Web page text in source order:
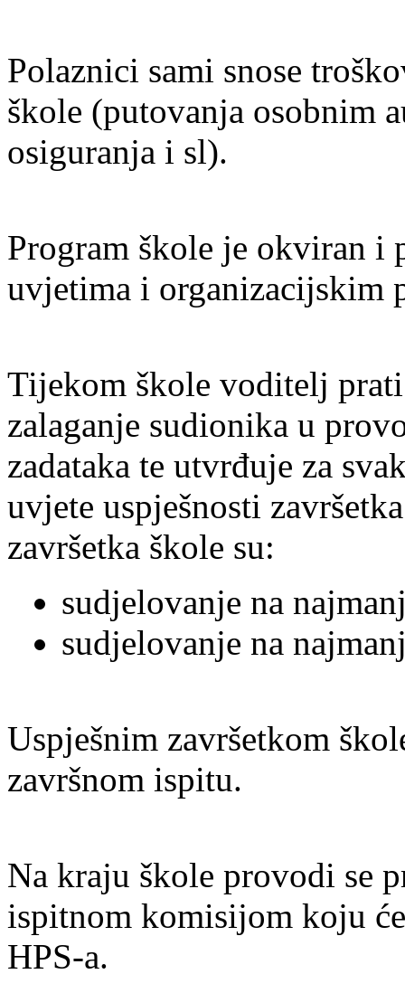
Polaznici sami snose
škole (putovanja osobnim
osiguranja i sl).
Program škole je okviran i
uvjetima i organizacijskim
Tijekom škole voditelj
zalaganje sudionika u
zadataka te utvrđuje za
uvjete uspješnosti
završetka škole su:
sudjelovanje na
sudjelovanje na
Uspješnim završetkom
završnom ispitu.
Na kraju škole provodi se
ispitnom komisijom koju
HPS-a.